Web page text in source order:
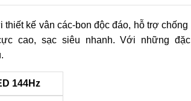
kế vân các-bon độc đáo, hỗ trợ
cao, sạc siêu nhanh. Với những
144Hz